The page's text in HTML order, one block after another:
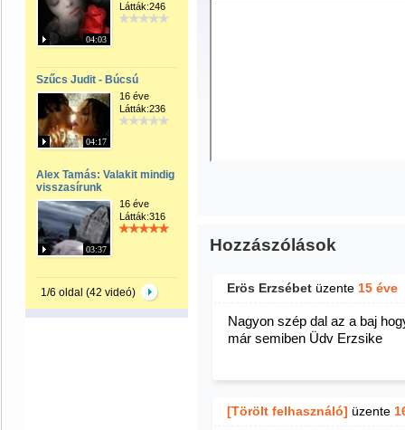
04:03
Látták:246
Szűcs Judit - Búcsú
04:17
16 éve
Látták:236
Alex Tamás: Valakit mindig
visszasírunk
03:37
16 éve
Látták:316
1/6 oldal (42 videó)
Hozzászólások
Erös Erzsébet üzente 15 éve
Nagyon szép dal az a baj
már semiben Üdv Erzsike
[Törölt felhasználó] üzente